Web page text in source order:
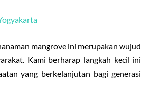
mangrove ini merupakan wujud
Kami berharap langkah kecil ini
yang berkelanjutan bagi generasi